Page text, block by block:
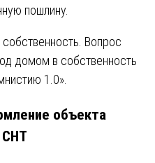
пошлину.
Вопрос
домом в собственность
1.0».
объекта
СНТ